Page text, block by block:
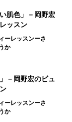
肌色」－岡野宏
ッスン
ーレッスンーさ
か
－岡野宏のビュ
ン
ーレッスンーさ
か